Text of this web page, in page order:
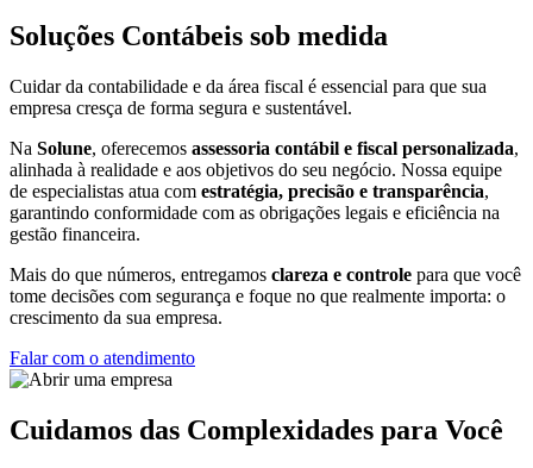
Soluções Contábeis sob medida
Cuidar da contabilidade e da área fiscal é essencial para que sua
empresa cresça de forma segura e sustentável.
Na Solune, oferecemos assessoria contábil e fiscal personalizada,
alinhada à realidade e aos objetivos do seu negócio. Nossa equipe
de especialistas atua com estratégia, precisão e transparência,
garantindo conformidade com as obrigações legais e eficiência na
gestão financeira.
Mais do que números, entregamos clareza e controle para que você
tome decisões com segurança e foque no que realmente importa: o
crescimento da sua empresa.
Falar com o atendimento
Cuidamos das Complexidades para Você